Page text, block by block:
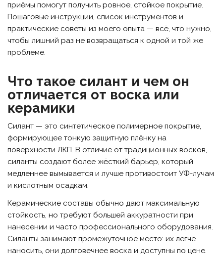
приёмы помогут получить ровное, стойкое покрытие.
Пошаговые инструкции, список инструментов и
практические советы из моего опыта — всё, что нужно,
чтобы лишний раз не возвращаться к одной и той же
проблеме.
Что такое силант и чем он
отличается от воска или
керамики
Силант — это синтетическое полимерное покрытие,
формирующее тонкую защитную плёнку на
поверхности ЛКП. В отличие от традиционных восков,
силанты создают более жёсткий барьер, который
медленнее вымывается и лучше противостоит УФ-лучам
и кислотным осадкам.
Керамические составы обычно дают максимальную
стойкость, но требуют большей аккуратности при
нанесении и часто профессионального оборудования.
Силанты занимают промежуточное место: их легче
наносить, они долговечнее воска и доступны по цене.